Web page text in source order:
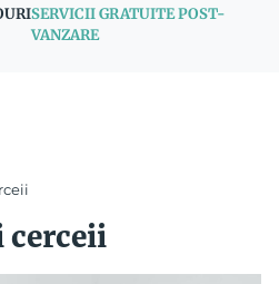
SERVICII GRATUITE POST-
VANZARE
cerceii